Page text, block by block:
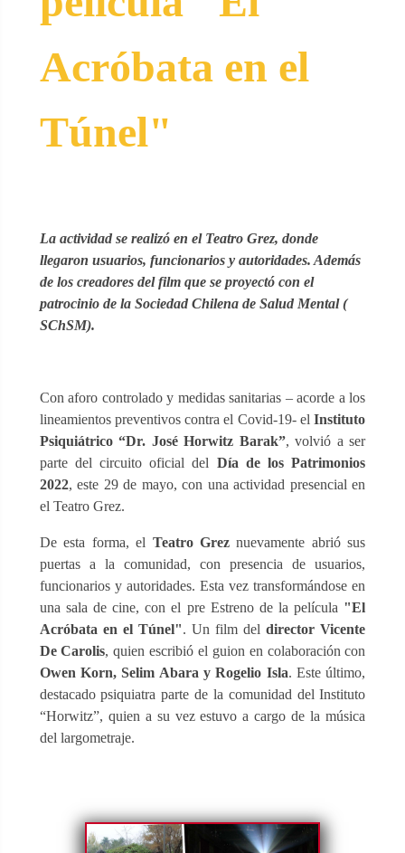
Acróbata en el
Túnel"
La actividad se realizó en el Teatro Grez, donde
llegaron usuarios, funcionarios y autoridades. Además
de los creadores del film que se proyectó con el
patrocinio de la Sociedad Chilena de Salud Mental (
SChSM).
Con aforo controlado y medidas sanitarias – acorde a los
lineamientos preventivos contra el Covid-19- elInstituto
Psiquiátrico “Dr. José Horwitz Barak”, volvió a ser
parte del circuito oficial del Día de los Patrimonios
2022, este 29 de mayo, con una actividad presencial en
el Teatro Grez.
De esta forma, el Teatro Greznuevamente abrió sus
puertas a la comunidad, con presencia de usuarios,
funcionarios y autoridades. Esta vez transformándose en
una sala de cine, con el pre Estreno de la película "El
Acróbata en el Túnel". Un film deldirector Vicente
De Carolis, quien escribió el guion en colaboración con
Owen Korn, Selim Abara y Rogelio Isla. Este último,
destacado psiquiatra parte de la comunidad del Instituto
“Horwitz”, quien a su vez estuvo a cargo de la música
del largometraje.